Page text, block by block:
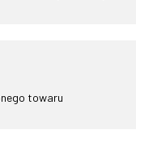
towaru